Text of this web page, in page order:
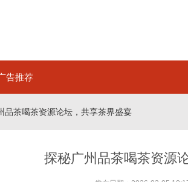
告推荐
品茶喝茶资源论坛，共享茶界盛宴
探秘广州品茶喝茶资源